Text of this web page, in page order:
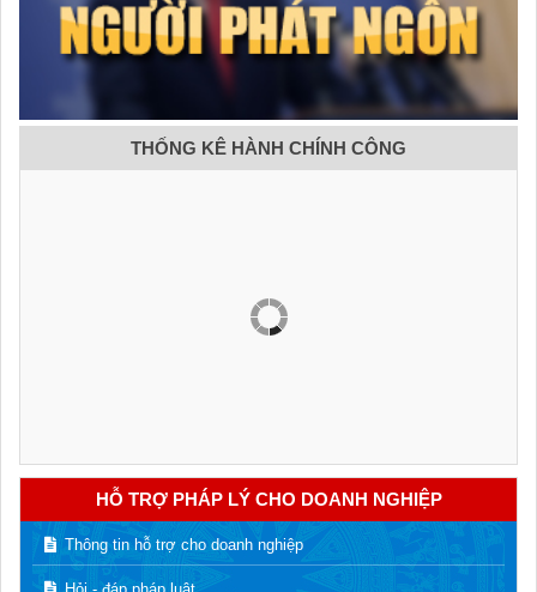
THỐNG KÊ HÀNH CHÍNH CÔNG
HỖ TRỢ PHÁP LÝ CHO DOANH NGHIỆP
Thông tin hỗ trợ cho doanh nghiệp